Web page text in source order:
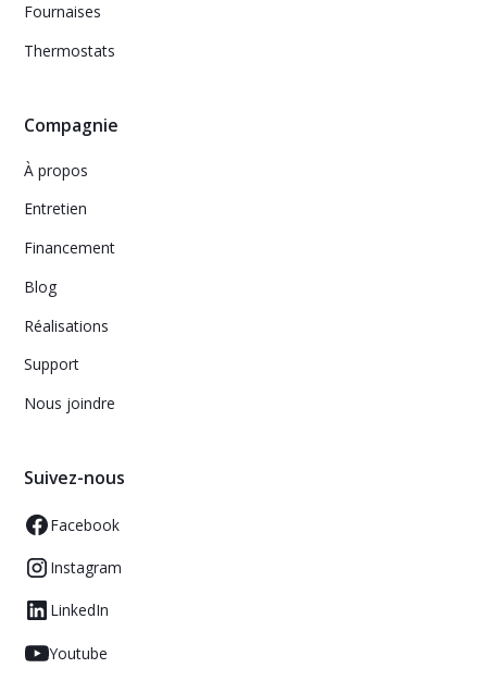
Fournaises
Thermostats
Compagnie
À propos
Entretien
Financement
Blog
Réalisations
Support
Nous joindre
Suivez-nous
Facebook
Instagram
LinkedIn
Youtube